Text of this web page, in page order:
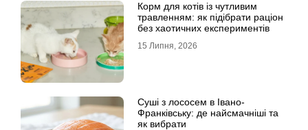
Корм для котів із чутливим
травленням: як підібрати раціон
без хаотичних експериментів
15 Липня, 2026
Суші з лососем в Івано-
Франківську: де найсмачніші та
як вибрати